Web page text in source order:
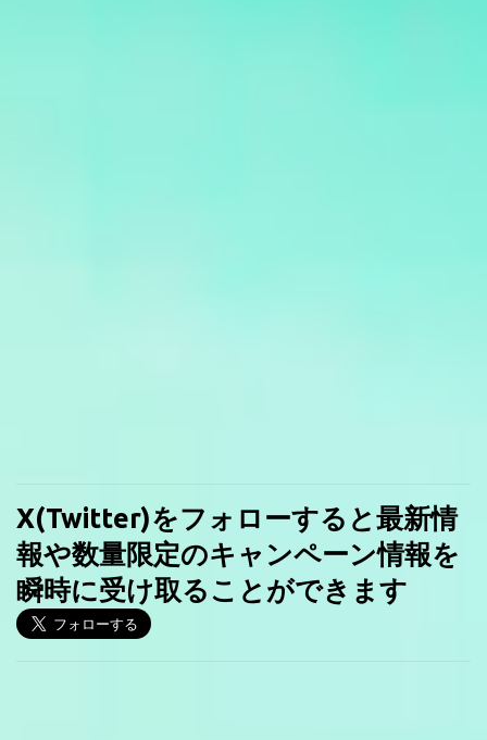
X(Twitter)をフォローすると最新情
報や数量限定のキャンペーン情報を
瞬時に受け取ることができます